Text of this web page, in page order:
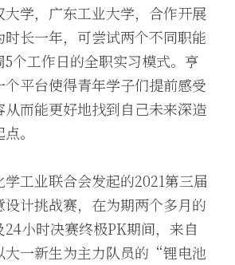
大学，广东工业大学，合作开展
时长一年，可尝试两个不同职能
个工作日的全职实习模式。亨
平台使得青年学子们提前感受
从而能更好地找到自己未来深造
。
学工业联合会发起的2021第三届
计挑战赛，在为期两个多月的
小时决赛终极PK期间，来自
大一新生为主力队员的“锂电池